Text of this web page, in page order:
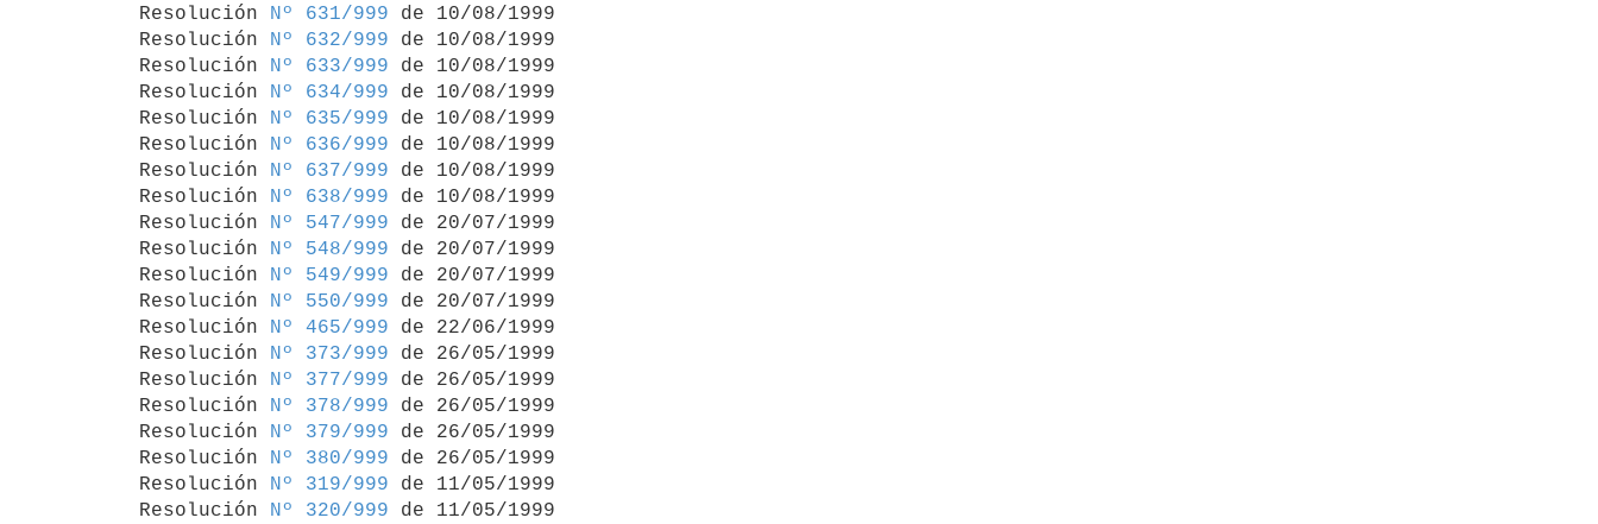
Resolución
Nº 631/999 de 10/08/1999
Resolución
Nº 632/999 de 10/08/1999
Resolución
Nº 633/999 de 10/08/1999
Resolución
Nº 634/999 de 10/08/1999
Resolución
Nº 635/999 de 10/08/1999
Resolución
Nº 636/999 de 10/08/1999
Resolución
Nº 637/999 de 10/08/1999
Resolución
Nº 638/999 de 10/08/1999
Resolución
Nº 547/999 de 20/07/1999
Resolución
Nº 548/999 de 20/07/1999
Resolución
Nº 549/999 de 20/07/1999
Resolución
Nº 550/999 de 20/07/1999
Resolución
Nº 465/999 de 22/06/1999
Resolución
Nº 373/999 de 26/05/1999
Resolución
Nº 377/999 de 26/05/1999
Resolución
Nº 378/999 de 26/05/1999
Resolución
Nº 379/999 de 26/05/1999
Resolución
Nº 380/999 de 26/05/1999
Resolución
Nº 319/999 de 11/05/1999
Resolución
Nº 320/999 de 11/05/1999